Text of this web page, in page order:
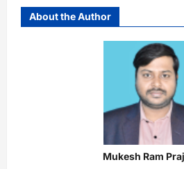
About the Author
Mukesh Ram